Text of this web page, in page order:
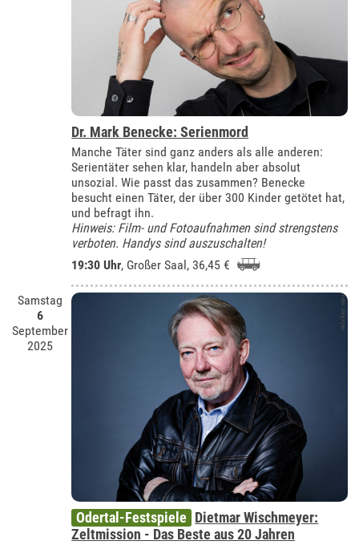
Dr. Mark Benecke: Serienmord
Manche Täter sind ganz anders als alle anderen:
Serientäter sehen klar, handeln aber absolut
unsozial. Wie passt das zusammen? Benecke
besucht einen Täter, der über 300 Kinder getötet hat,
und befragt ihn.
Hinweis: Film- und Fotoaufnahmen sind strengstens
verboten. Handys sind auszuschalten!
19:30 Uhr, Großer Saal , 36,45 €
Samstag
6
September
2025
Odertal-Festspiele Dietmar Wischmeyer:
Zeltmission - Das Beste aus 20 Jahren